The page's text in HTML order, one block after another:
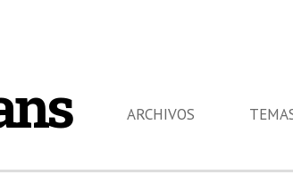
ARCHIVOS